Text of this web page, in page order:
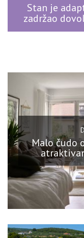
Stan je
zadržao
Malo čudo